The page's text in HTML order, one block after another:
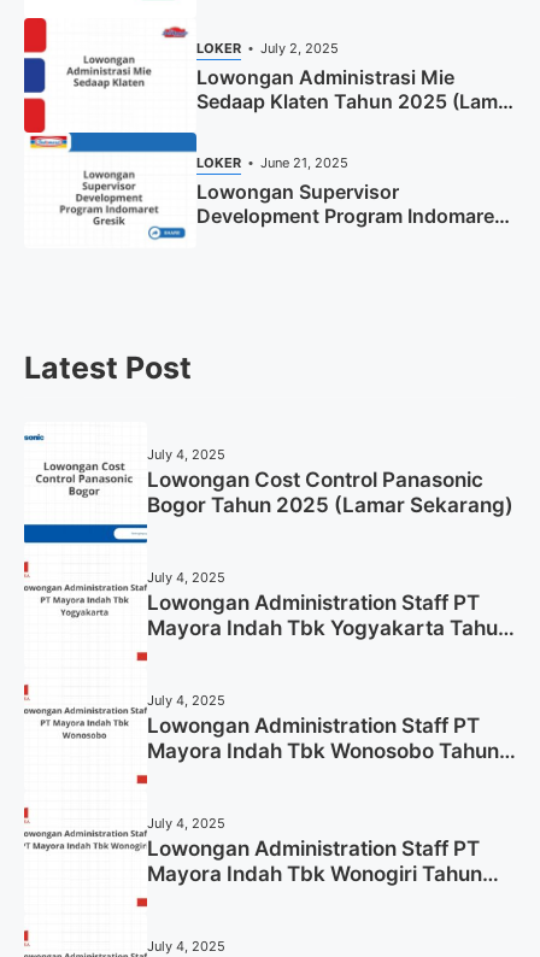
LOKER July 2, 2025
Lowongan Administrasi Mie
Sedaap Klaten Tahun 2025 (Lamar
LOKER June 21, 2025
Lowongan Supervisor
Development Program Indomaret
Latest Post
July 4, 2025
Lowongan Cost Control Panasonic
Bogor Tahun 2025 (Lamar Sekarang)
July 4, 2025
Lowongan Administration Staff PT
Mayora Indah Tbk Yogyakarta Tahun
July 4, 2025
Lowongan Administration Staff PT
Mayora Indah Tbk Wonosobo Tahun
July 4, 2025
Lowongan Administration Staff PT
Mayora Indah Tbk Wonogiri Tahun
July 4, 2025